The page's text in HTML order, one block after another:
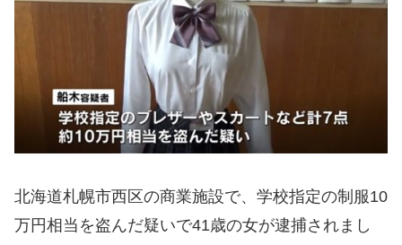
北海道札幌市西区の商業施設で、学校指定の制服10
万円相当を盗んだ疑いで41歳の女が逮捕されまし